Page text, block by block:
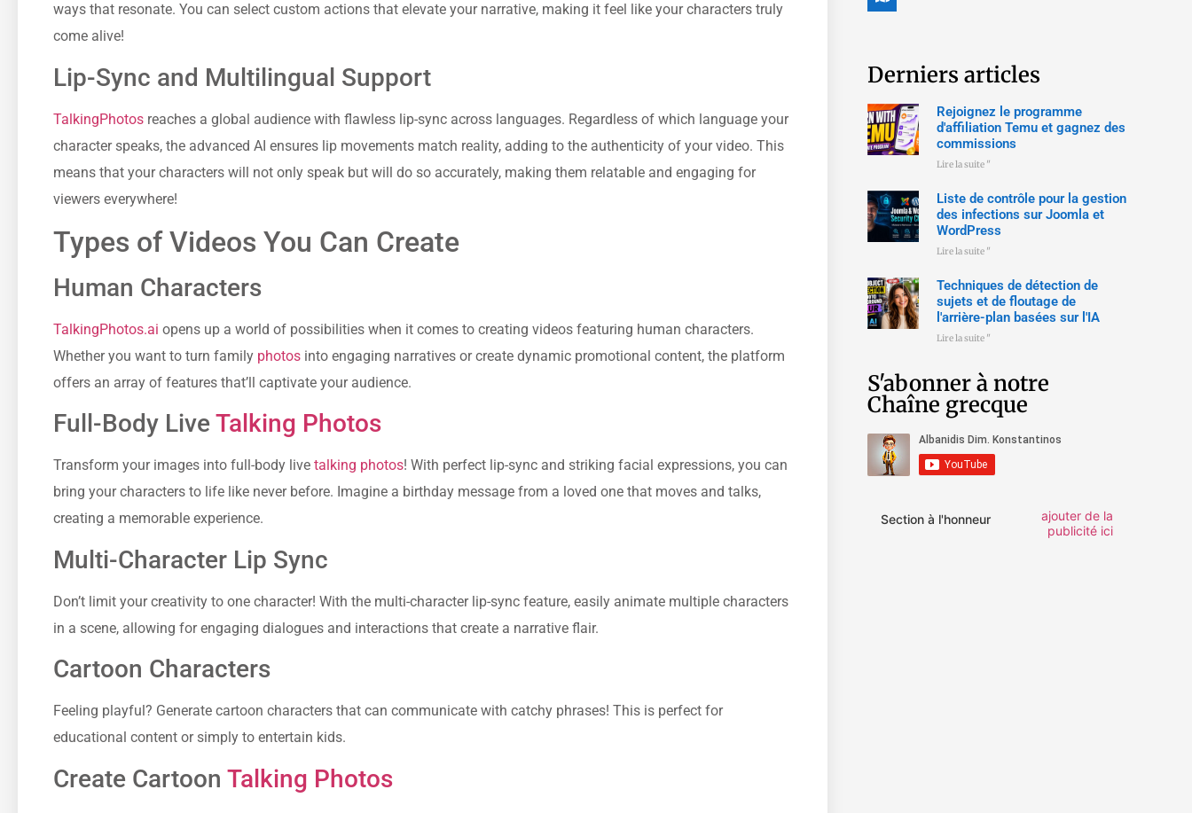
ways that resonate. You can select custom actions that elevate your narrative, making it feel like your characters truly
come alive!
Lip-Sync and Multilingual Support
TalkingPhotos reaches a global audience with flawless lip-sync across languages. Regardless of which language your
character speaks, the advanced AI ensures lip movements match reality, adding to the authenticity of your video. This
means that your characters will not only speak but will do so accurately, making them relatable and engaging for
viewers everywhere!
Types of Videos You Can Create
Human Characters
TalkingPhotos.ai opens up a world of possibilities when it comes to creating videos featuring human characters.
Whether you want to turn family photos into engaging narratives or create dynamic promotional content, the platform
offers an array of features that’ll captivate your audience.
Full-Body Live Talking Photos
Transform your images into full-body live talking photos! With perfect lip-sync and striking facial expressions, you can
bring your characters to life like never before. Imagine a birthday message from a loved one that moves and talks,
creating a memorable experience.
Multi-Character Lip Sync
Don’t limit your creativity to one character! With the multi-character lip-sync feature, easily animate multiple characters
in a scene, allowing for engaging dialogues and interactions that create a narrative flair.
Cartoon Characters
Feeling playful? Generate cartoon characters that can communicate with catchy phrases! This is perfect for
educational content or simply to entertain kids.
Create Cartoon Talking Photos
Derniers articles
Rejoignez le programme
d'affiliation Temu et gagnez des
commissions
Lire la suite "
Liste de contrôle pour la gestion
des infections sur Joomla et
WordPress
Lire la suite "
Techniques de détection de
sujets et de floutage de
l'arrière-plan basées sur l'IA
Lire la suite "
S'abonner à notre
Chaîne grecque
Section à l'honneur
ajouter de la
publicité ici